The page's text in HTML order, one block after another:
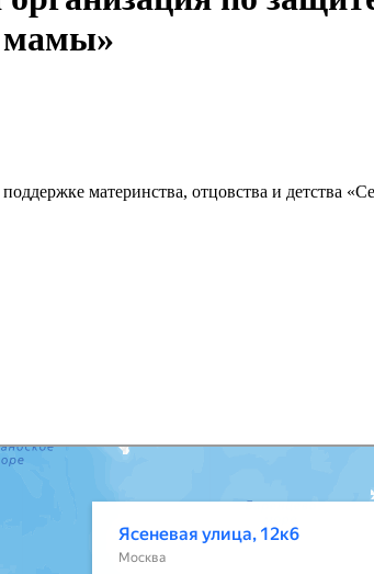
мамы»
материнства, отцовства и детства